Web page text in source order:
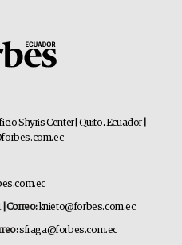
Shyris Center | Quito, Ecuador
| Correo:knieto@forbes.com.ec
sfraga@forbes.com.ec